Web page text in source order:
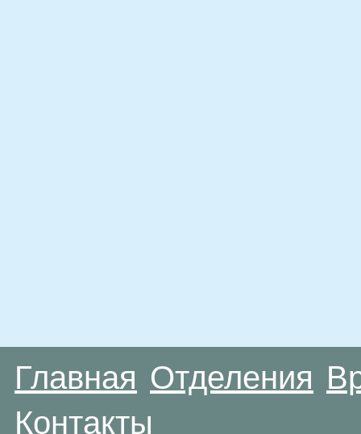
Главная Отделения
Контакты